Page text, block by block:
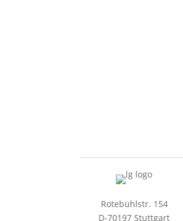
Rotebühlstr. 154
D-70197 Stuttgart